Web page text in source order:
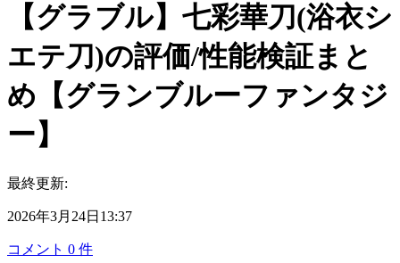
【グラブル】七彩華刀(浴衣シ
エテ刀)の評価/性能検証まと
め【グランブルーファンタジ
ー】
最終更新:
2026年3月24日13:37
コメント 0 件